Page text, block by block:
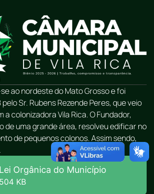
ao nordeste do Mato Grosso e foi
Sr. Rubens Rezende Peres, que veio
a colonizadora Vila Rica. O Fundador,
de uma grande área, resolveu edificar no
de pequenos colonos. Assim sendo,
Lei Orgânica do Município
504 KB